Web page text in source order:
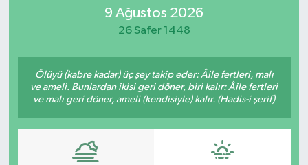
9 Ağustos 2026
26 Safer 1448
Ölüyü (kabre kadar) üç şey takip eder: Âile fertleri, malı
ve ameli. Bunlardan ikisi geri döner, biri kalır: Âile fertleri
ve malı geri döner, ameli (kendisiyle) kalır. (Hadis-i şerif)